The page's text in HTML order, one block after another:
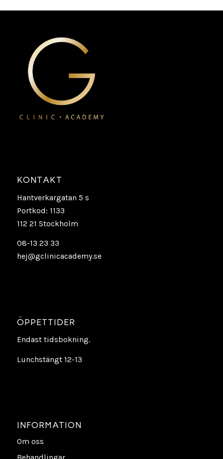
KONTAKT
Hantverkargatan 5 s
Portkod: 1133
112 21 Stockholm
08-13 23 33
hej@gclinicacademy.se
ÖPPETTIDER
Endast tidsbokning.
Lunchstängt 12-13
INFORMATION
Om oss